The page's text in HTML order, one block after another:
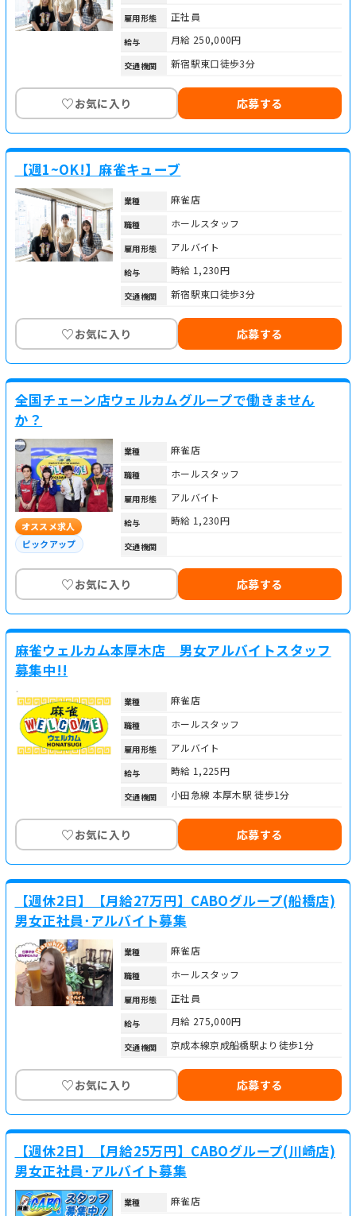
雇用形態
正社員
給与 月給 250,000円
交通機関 新宿駅東口徒歩3分
♡お気に入り 応募する
【週1~OK!】麻雀キューブ
業種 麻雀店
職種 ホールスタッフ
雇用形態 アルバイト
給与 時給 1,230円
交通機関 新宿駅東口徒歩3分
♡お気に入り 応募する
全国チェーン店ウェルカムグループで働きません
か？
オススメ求人
ピックアップ
業種 麻雀店
職種 ホールスタッフ
雇用形態 アルバイト
給与 時給 1,230円
交通機関
♡お気に入り 応募する
麻雀ウェルカム本厚木店 男女アルバイトスタッフ
募集中!!
業種 麻雀店
職種 ホールスタッフ
雇用形態 アルバイト
給与 時給 1,225円
交通機関 小田急線 本厚木駅 徒歩1分
♡お気に入り 応募する
【週休2日】【月給27万円】CABOグループ(船橋店)
男女正社員･アルバイト募集
業種 麻雀店
職種 ホールスタッフ
雇用形態 正社員
給与 月給 275,000円
交通機関 京成本線京成船橋駅より徒歩1分
♡お気に入り 応募する
【週休2日】【月給25万円】CABOグループ(川崎店)
男女正社員･アルバイト募集
業種 麻雀店